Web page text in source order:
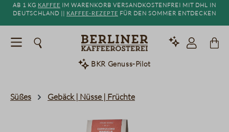
springen
Ab 1 kg Kaffee im Warenkorb versandkostenfrei mit DHL in
Deutschland || Kaffee-Rezepte für den Sommer entdecken
BKR Genuss-Pilot
Süßes Gebäck | Nüsse | Früchte
Bildergalerie überspringen